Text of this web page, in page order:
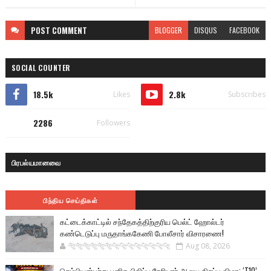
POST COMMENT BLOGGER DISQUS FACEBOOK
SOCIAL COUNTER
18.5k Likes 2.8k Subscribes
2286 Followers
பிரபல்யமானவை
பிந்திய செய்திகள்
கட்டைக்காட்டில் சந்தேகத்திற்குரிய பெல்ட் ஹோல்டர்
கண்டெடுப்பு மருதாங்ககேணி போலீசார் விசாரணை!
🐅🐅🐅🐅🐅🐅🐆🐆🐆🐆🐆🐆🐆🐆 Aug 08, 2026